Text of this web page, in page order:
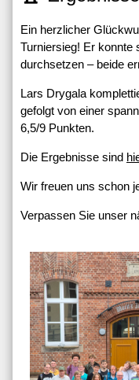
Ein herzlicher
Turniersieg! Er konnte
durchsetzen – beide
Lars Drygala
gefolgt von einer
6,5/9 Punkten.
Die Ergebnisse sind
Wir freuen uns schon
Verpassen Sie unser